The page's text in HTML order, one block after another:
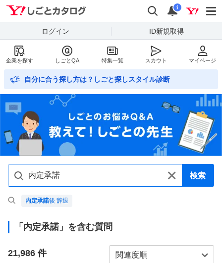
Yahoo!しごとカタログ
検索
通知
i
ログイン ID新規取得
企業を探す しごとQA 特集一覧 スカウト マイページ
自分に合う探し方は？しごと探しスタイル診断
検索
内定承諾後 辞退
「内定承諾」を含む質問
21,986 件